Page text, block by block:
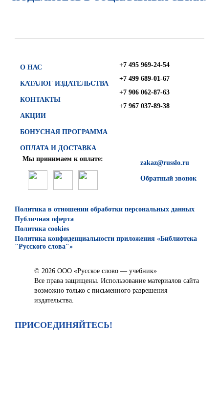
О НАС
КАТАЛОГ ИЗДАТЕЛЬСТВА
КОНТАКТЫ
АКЦИИ
БОНУСНАЯ ПРОГРАММА
ОПЛАТА И ДОСТАВКА
+7 495 969-24-54
+7 499 689-01-67
+7 906 062-87-63
+7 967 037-89-38
zakaz@russlo.ru
Обратный звонок
Мы принимаем к оплате:
Политика в отношении обработки персональных данных
Публичная оферта
Политика cookies
Политика конфиденциальности приложения «Библиотека
"Русского слова"»
© 2026 ООО «Русское слово — учебник»
Все права защищены. Использование материалов сайта
возможно только с письменного разрешения
издательства.
ПРИСОЕДИНЯЙТЕСЬ!